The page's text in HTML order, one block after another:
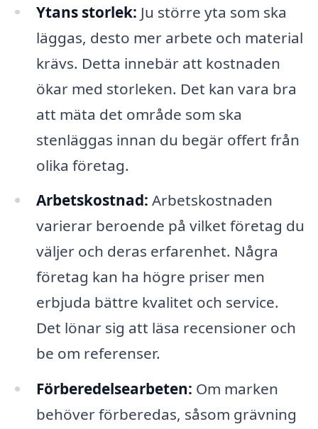
Ytans storlek: Ju större yta som ska
läggas, desto mer arbete och material
krävs. Detta innebär att kostnaden
ökar med storleken. Det kan vara bra
att mäta det område som ska
stenläggas innan du begär offert från
olika företag.
Arbetskostnad: Arbetskostnaden
varierar beroende på vilket företag du
väljer och deras erfarenhet. Några
företag kan ha högre priser men
erbjuda bättre kvalitet och service.
Det lönar sig att läsa recensioner och
be om referenser.
Förberedelsearbeten: Om marken
behöver förberedas, såsom grävning